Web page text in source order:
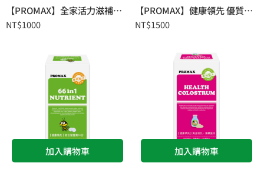
【PROMAX】全家活力滋補精-黑棗黨蔘(液狀食品)New-10入
NT$1000
【PROMAX】健康領先 優質水溶性鈣9合1(粉狀食品)
NT$1500
加入購物車 加入購物車